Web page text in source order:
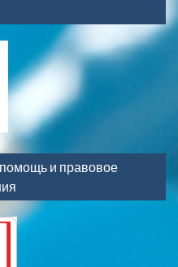
и правовое